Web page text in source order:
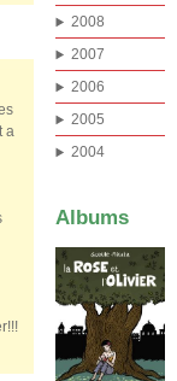
a
2008
2007
2006
2005
2004
Albums